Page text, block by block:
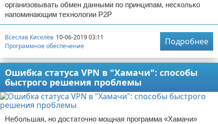
организовывать обмен данными по принципам, несколько
напоминающим технологии Р2Р
Всеслав Киселёв 10-06-2019 03:11
Программное обеспечение
Подробнее
Ошибка статуса VPN в "Хамачи": способы
быстрого решения проблемы
Небольшая, но достаточно мощная программа «Хамачи»